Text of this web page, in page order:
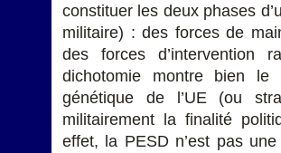
constituer les deux phases
militaire) : des forces de
des forces d’intervention
dichotomie montre bien le
génétique de l’UE (ou
militairement la finalité
effet, la PESD n’est pas